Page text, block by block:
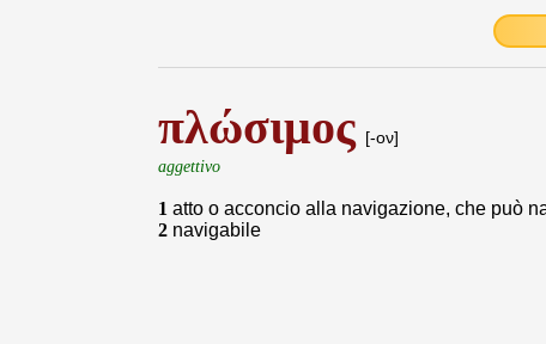
πλώσιμος [-ον]
aggettivo
1 atto o acconcio alla navigazione, che può
2 navigabile